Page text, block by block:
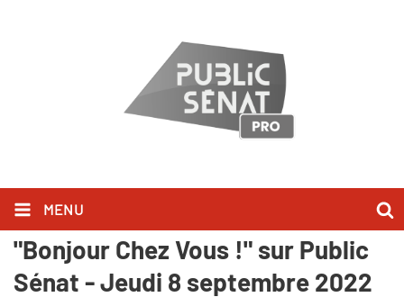
MENU
Hervé Marseille l'a dit dans
"Bonjour Chez Vous !" sur Public
Sénat - Jeudi 8 septembre 2022